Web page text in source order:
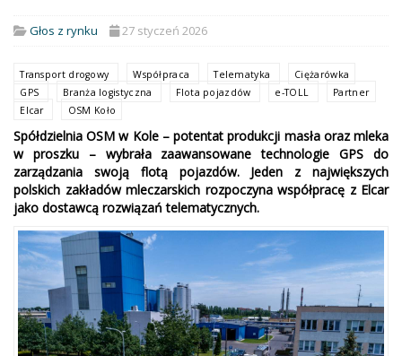
Głos z rynku 27 styczeń 2026
Transport drogowy Współpraca Telematyka
Ciężarówka
GPS
Branża logistyczna Flota pojazdów e-TOLL
Partner
Elcar
OSM Koło
Spółdzielnia OSM w Kole – potentat produkcji masła oraz mleka
w proszku – wybrała zaawansowane technologie GPS do
zarządzania swoją flotą pojazdów. Jeden z największych
polskich zakładów mleczarskich rozpoczyna współpracę z Elcar
jako dostawcą rozwiązań telematycznych.